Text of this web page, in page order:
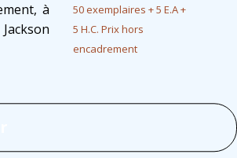
à
50 exemplaires + 5 E.A +
5 H.C. Prix hors
encadrement